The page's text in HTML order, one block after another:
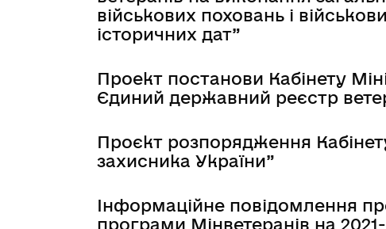
військових поховань і
історичних дат”
Проект постанови Кабінету
Єдиний державний реєстр
Проєкт розпорядження
захисника України”
Інформаційне повідомлення
програми Мінветеранів на